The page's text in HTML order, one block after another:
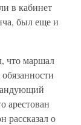
в кабинет
был еще и
что маршал
арестован
рассказал о